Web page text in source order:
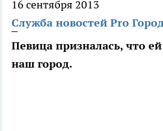
16 сентября 2013
Служба новостей Pro
Певица призналась, что
наш город.